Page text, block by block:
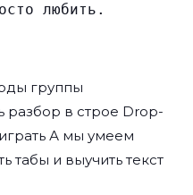
любить.
группы
разбор в строе Drop-
А мы умеем
табы и выучить текст